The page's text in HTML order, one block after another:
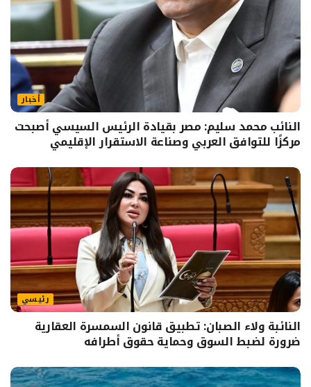
أخبار
النائب محمد سليم: مصر بقيادة الرئيس السيسي أصبحت
مركزًا للتوافق العربي وصناعة الاستقرار الإقليمي
رئيسي
النائبة ولاء الصبان: تطبيق قانون السمسرة العقارية
ضرورة لضبط السوق وحماية حقوق أطرافه